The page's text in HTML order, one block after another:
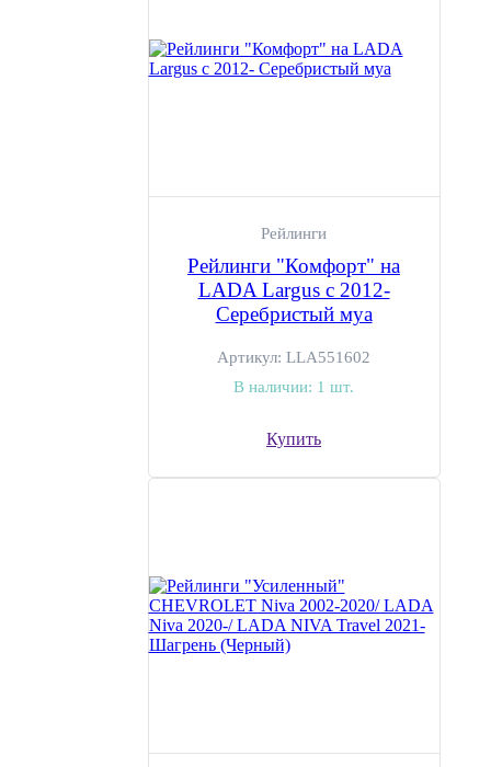
Рейлинги
Рейлинги "Комфорт" на
LADA Largus с 2012-
Серебристый муа
Артикул: LLA551602
В наличии: 1 шт.
Купить